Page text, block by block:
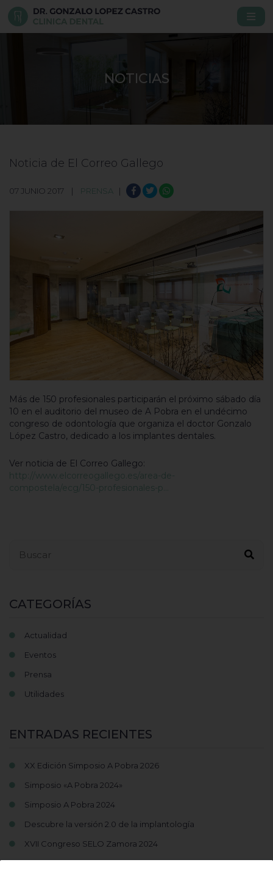
NOTICIAS
Noticia de El Correo Gallego
07 JUNIO 2017 | PRENSA |
Más de 150 profesionales participarán el próximo sábado día
10 en el auditorio del museo de A Pobra en el undécimo
congreso de odontología que organiza el doctor Gonzalo
López Castro, dedicado a los implantes dentales.
Ver noticia de El Correo Gallego:
http://www.elcorreogallego.es/area-de-
compostela/ecg/150-profesionales-p…
CATEGORÍAS
Actualidad
Eventos
Prensa
Utilidades
ENTRADAS RECIENTES
XX Edición Simposio A Pobra 2026
Simposio «A Pobra 2024»
Simposio A Pobra 2024
Descubre la versión 2.0 de la implantología
XVII Congreso SELO Zamora 2024